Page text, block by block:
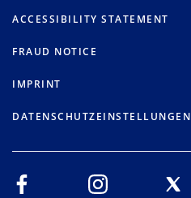
ACCESSIBILITY STATEMENT
FRAUD NOTICE
IMPRINT
DATENSCHUTZEINSTELLUNGEN